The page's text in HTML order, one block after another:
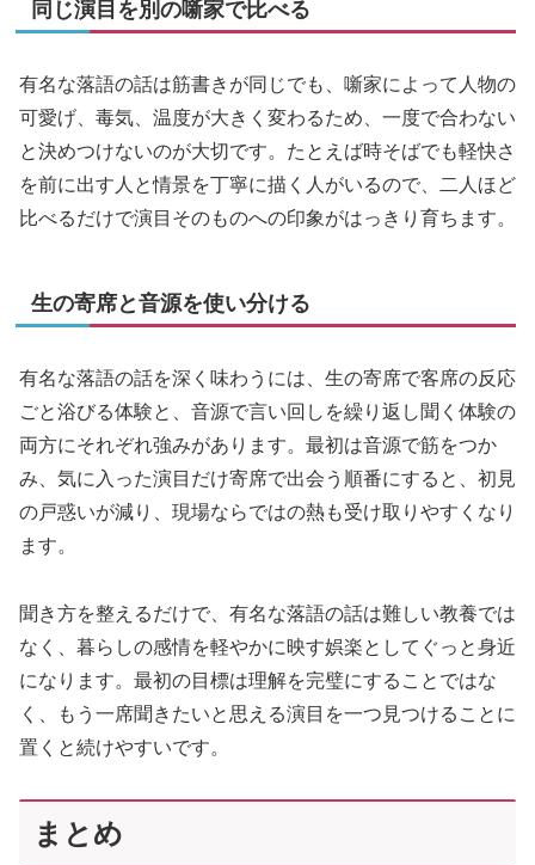
同じ演目を別の噺家で比べる
有名な落語の話は筋書きが同じでも、噺家によって人物の
可愛げ、毒気、温度が大きく変わるため、一度で合わない
と決めつけないのが大切です。たとえば時そばでも軽快さ
を前に出す人と情景を丁寧に描く人がいるので、二人ほど
比べるだけで演目そのものへの印象がはっきり育ちます。
生の寄席と音源を使い分ける
有名な落語の話を深く味わうには、生の寄席で客席の反応
ごと浴びる体験と、音源で言い回しを繰り返し聞く体験の
両方にそれぞれ強みがあります。最初は音源で筋をつか
み、気に入った演目だけ寄席で出会う順番にすると、初見
の戸惑いが減り、現場ならではの熱も受け取りやすくなり
ます。
聞き方を整えるだけで、有名な落語の話は難しい教養では
なく、暮らしの感情を軽やかに映す娯楽としてぐっと身近
になります。最初の目標は理解を完璧にすることではな
く、もう一席聞きたいと思える演目を一つ見つけることに
置くと続けやすいです。
まとめ